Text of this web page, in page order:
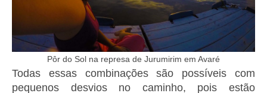
Pôr do Sol na represa de Jurumirim em Avaré
Todas essas combinações são possíveis com
pequenos desvios no caminho, pois estão